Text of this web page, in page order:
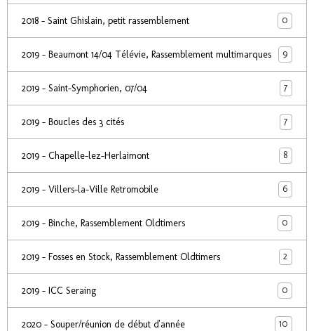
2018 - Saint Ghislain, petit rassemblement 0
2019 - Beaumont 14/04 Télévie, Rassemblement multimarques 9
2019 - Saint-Symphorien, 07/04 7
2019 - Boucles des 3 cités 7
2019 - Chapelle-lez-Herlaimont 8
2019 - Villers-la-Ville Retromobile 6
2019 - Binche, Rassemblement Oldtimers 0
2019 - Fosses en Stock, Rassemblement Oldtimers 2
2019 - ICC Seraing 0
2020 - Souper/réunion de début d'année 10